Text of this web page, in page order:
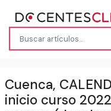
Cuenca,
inicio curso